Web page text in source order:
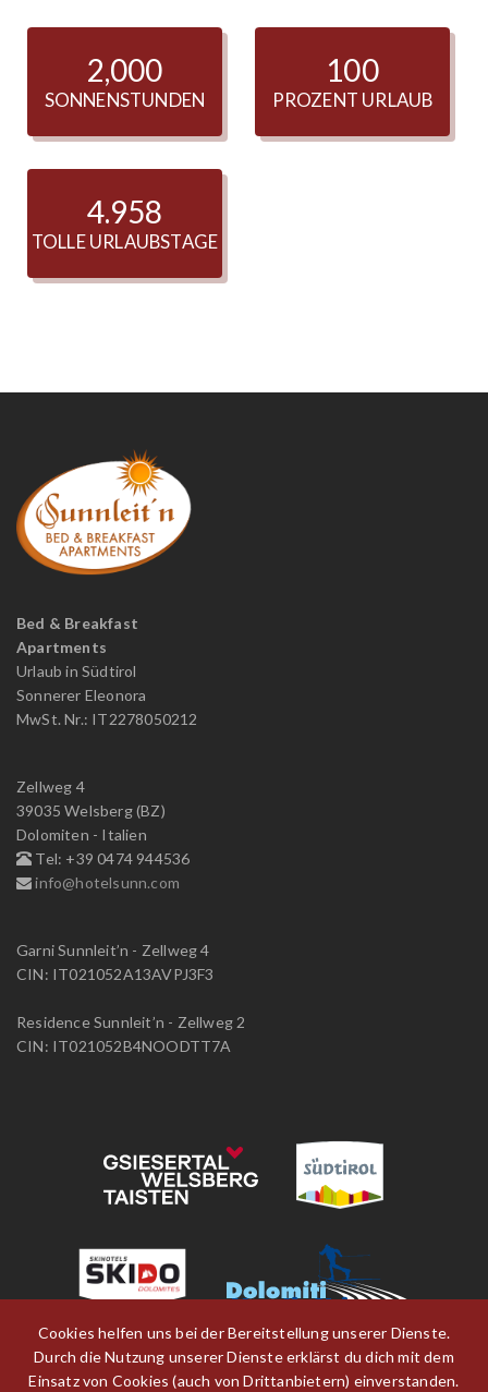
Cookies helfen uns bei der Bereitstellung unserer Dienste.
Durch die Nutzung unserer Dienste erklärst du dich mit dem
Einsatz von Cookies (auch von Drittanbietern) einverstanden.
2,000
SONNENSTUNDEN
100
PROZENT URLAUB
5.485
TOLLE URLAUBSTAGE
Bed & Breakfast
Apartments
Urlaub in Südtirol
Sonnerer Eleonora
MwSt. Nr.: IT2278050212
Zellweg 4
39035 Welsberg (BZ)
Dolomiten - Italien
Tel: +39 0474 944536
info@hotelsunn.com
Garni Sunnleit’n - Zellweg 4
CIN: IT021052A13AVPJ3F3
Residence Sunnleit’n - Zellweg 2
CIN: IT021052B4NOODTT7A